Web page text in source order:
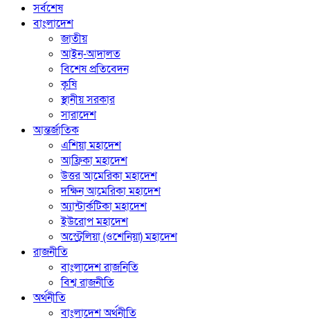
সর্বশেষ
বাংলাদেশ
জাতীয়
আইন-আদালত
বিশেষ প্রতিবেদন
কৃষি
স্থানীয় সরকার
সারাদেশ
আন্তর্জাতিক
এশিয়া মহাদেশ
আফ্রিকা মহাদেশ
উত্তর আমেরিকা মহাদেশ
দক্ষিন আমেরিকা মহাদেশ
অ্যান্টার্কটিকা মহাদেশ
ইউরোপ মহাদেশ
অস্ট্রেলিয়া (ওশেনিয়া) মহাদেশ
রাজনীতি
বাংলাদেশ রাজনিতি
বিশ্ব রাজনীতি
অর্থনীতি
বাংলাদেশ অর্থনীতি